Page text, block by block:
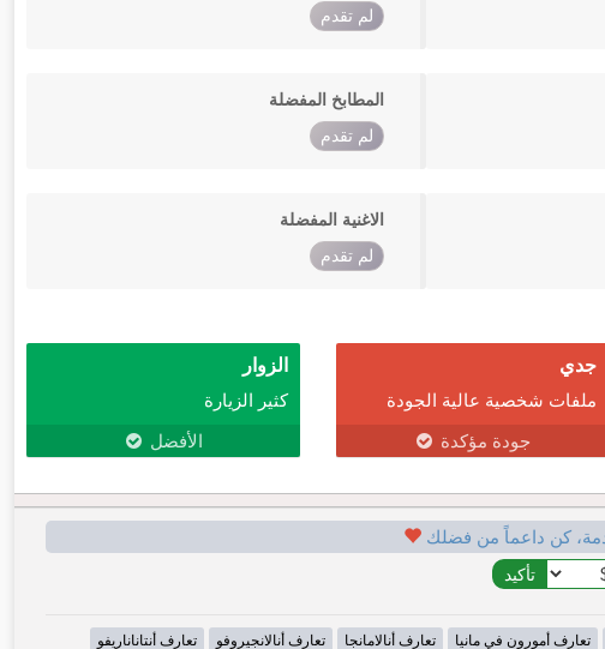
لم تقدم
المطابخ المفضلة
لم تقدم
الاغنية المفضلة
لم تقدم
جدي
ملفات شخصية عالية الجودة
جودة مؤكدة
الزوار
كثير الزيارة
الأفضل
كن داعماً من فضلك
تعارف أمورون في مانيا تعارف أنالامانجا تعارف أنالانجيروفو تعارف أنتاناناريفو